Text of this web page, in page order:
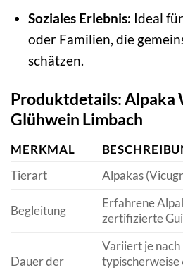
Soziales Erlebnis: Ideal
oder Familien, die
schätzen.
Produktdetails: Alpaka
Glühwein Limbach
MERKMAL
Tierart
Alpakas
Begleitung
Erfahrene
zertifizierte
Dauer der
Variiert je nach